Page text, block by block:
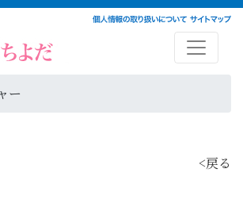
ー
<戻る